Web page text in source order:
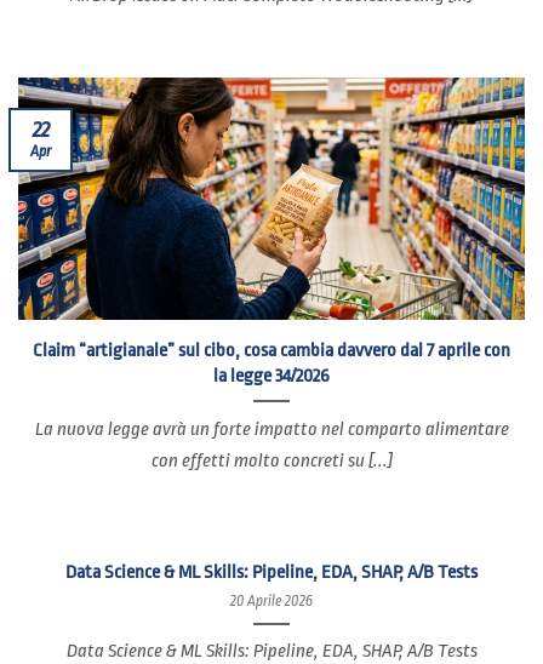
Claim “artigianale” sul cibo, cosa cambia davvero dal 7 aprile con
la legge 34/2026
La nuova legge avrà un forte impatto nel comparto alimentare
con effetti molto concreti su [...]
22
Apr
Data Science & ML Skills: Pipeline, EDA, SHAP, A/B Tests
20 Aprile 2026
Data Science & ML Skills: Pipeline, EDA, SHAP, A/B Tests